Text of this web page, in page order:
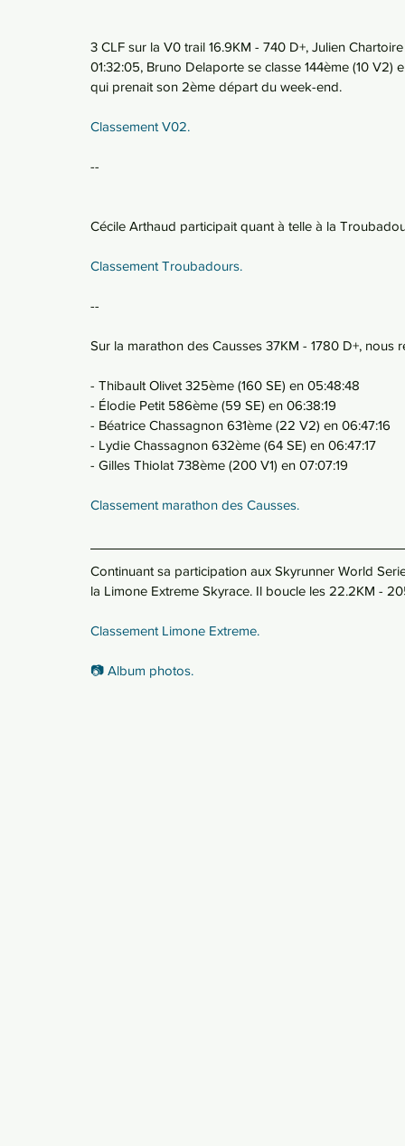
3 CLF sur la V0 trail 16.9KM - 740 D+, Julien
01:32:05, Bruno Delaporte se classe 144ème (10 V2)
qui prenait son 2ème départ du week-end.
Classement V02.
--
Cécile Arthaud participait quant à telle à la
Classement Troubadours.
--
Sur la marathon des Causses 37KM - 1780 D+, nous
- Thibault Olivet 325ème (160 SE) en 05:48:48
- Élodie Petit 586ème (59 SE) en 06:38:19
- Béatrice Chassagnon 631ème (22 V2) en 06:47:16
- Lydie Chassagnon 632ème (64 SE) en 06:47:17
- Gilles Thiolat 738ème (200 V1) en 07:07:19
Classement marathon des Causses.
Continuant sa participation aux Skyrunner World
la Limone Extreme Skyrace. Il boucle les 22.2KM -
Classement Limone Extreme.
📷 Album photos.